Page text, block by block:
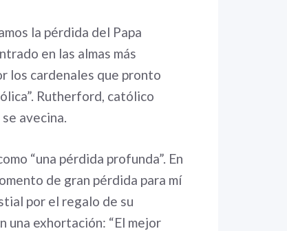
la pérdida del Papa
en las almas más
los cardenales que pronto
Rutherford, católico
avecina.
“una pérdida profunda”. En
de gran pérdida para mí
por el regalo de su
una exhortación: “El mejor